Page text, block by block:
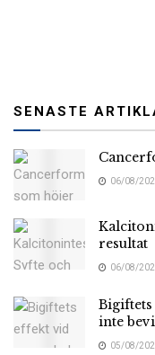
SENASTE
06/08/
resultat
06/08/
inte
05/08/